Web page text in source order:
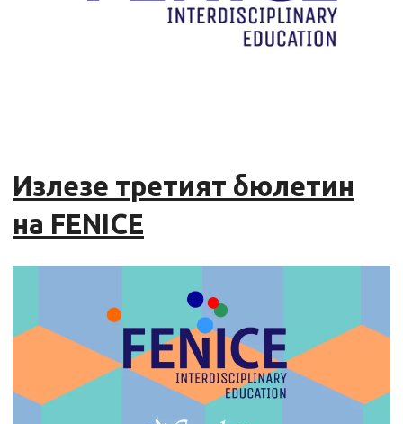
Излезе третият бюлетин
на FENICE